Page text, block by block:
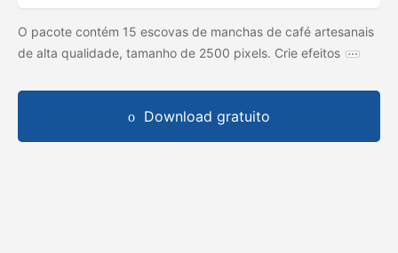
O pacote contém 15 escovas de manchas de café artesanais
de alta qualidade, tamanho de 2500 pixels. Crie efeitos
Download gratuito